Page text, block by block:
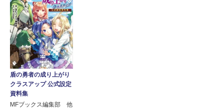
盾の勇者の成り上がり
クラスアップ 公式設定
資料集
MFブックス編集部 他